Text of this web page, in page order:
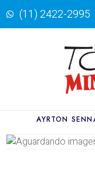
(11) 2422-2995
AYRTON